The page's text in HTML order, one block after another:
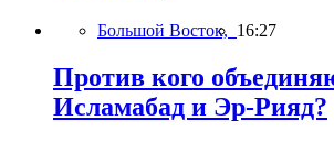
Большой Восток, 16:27
Против кого
Исламабад и Эр-Рияд?